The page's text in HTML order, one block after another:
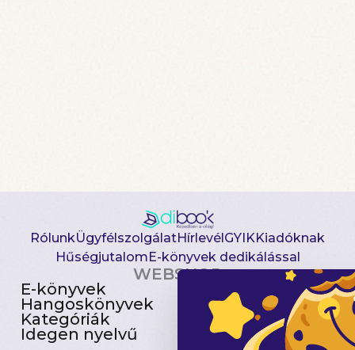
RólunkÜgyfélszolgálatHírlevélGYIKKiadóknak
HűségjutalomE-könyvek dedikálással
WEBSHOP
E-könyvek
Hangoskönyvek
Kategóriák
Idegen nyelvű
Csomagajánlatok
Akciósak
Előjegyezhetők
Újdonságok